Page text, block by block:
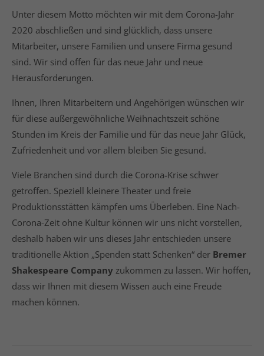
Unter diesem Motto möchten wir mit dem Corona-Jahr
2020 abschließen und sind glücklich, dass unsere
Mitarbeiter, unsere Familien und unsere Firma gesund
sind. Wir sind offen für das neue Jahr und neue
Herausforderungen.
Ihnen, Ihren Mitarbeitern und Angehörigen wünschen wir
für diese außergewöhnliche Weihnachtszeit schöne
Stunden im Kreis der Familie und für das neue Jahr Glück,
Zufriedenheit und vor allem bleiben Sie gesund.
Viele Branchen sind durch die Corona-Krise schwer
getroffen. Speziell kleinere Theater und freie
Produktionsstätten kämpfen ums Überleben. Eine Nach-
Corona-Zeit ohne Kultur können wir uns nicht vorstellen,
deshalb haben wir uns dieses Jahr entschieden unsere
traditionelle Aktion „Spenden statt Schenken“ der Bremer
Shakespeare Company zukommen zu lassen. Wir hoffen,
dass wir Ihnen mit diesem Wissen auch eine Freude
machen können.